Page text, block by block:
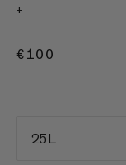
+
€100
25 L